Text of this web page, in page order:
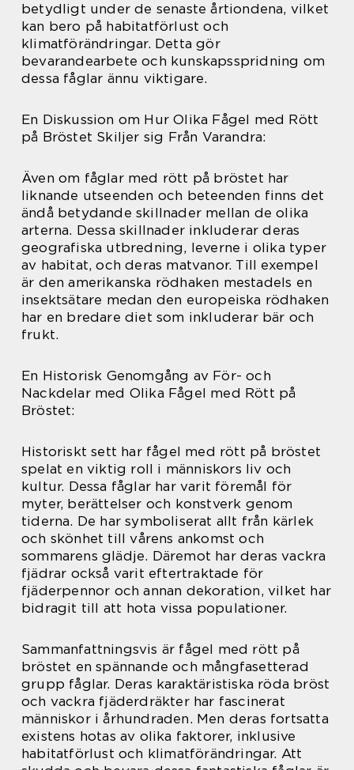
betydligt under de senaste årtiondena, vilket
kan bero på habitatförlust och
klimatförändringar. Detta gör
bevarandearbete och kunskapsspridning om
dessa fåglar ännu viktigare.
En Diskussion om Hur Olika Fågel med Rött
på Bröstet Skiljer sig Från Varandra:
Även om fåglar med rött på bröstet har
liknande utseenden och beteenden finns det
ändå betydande skillnader mellan de olika
arterna. Dessa skillnader inkluderar deras
geografiska utbredning, leverne i olika typer
av habitat, och deras matvanor. Till exempel
är den amerikanska rödhaken mestadels en
insektsätare medan den europeiska rödhaken
har en bredare diet som inkluderar bär och
frukt.
En Historisk Genomgång av För- och
Nackdelar med Olika Fågel med Rött på
Bröstet:
Historiskt sett har fågel med rött på bröstet
spelat en viktig roll i människors liv och
kultur. Dessa fåglar har varit föremål för
myter, berättelser och konstverk genom
tiderna. De har symboliserat allt från kärlek
och skönhet till vårens ankomst och
sommarens glädje. Däremot har deras vackra
fjädrar också varit eftertraktade för
fjäderpennor och annan dekoration, vilket har
bidragit till att hota vissa populationer.
Sammanfattningsvis är fågel med rött på
bröstet en spännande och mångfasetterad
grupp fåglar. Deras karaktäristiska röda bröst
och vackra fjäderdräkter har fascinerat
människor i århundraden. Men deras fortsatta
existens hotas av olika faktorer, inklusive
habitatförlust och klimatförändringar. Att